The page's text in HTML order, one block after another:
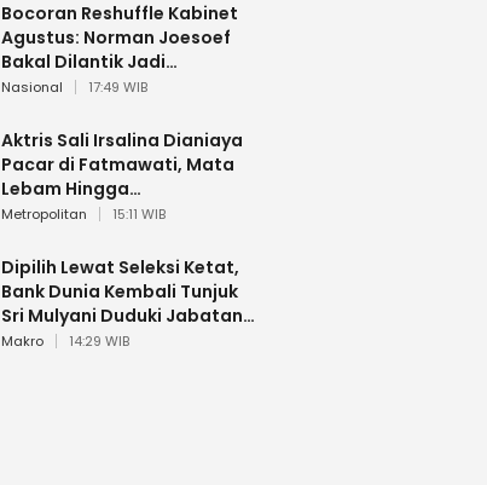
Bocoran Reshuffle Kabinet
Agustus: Norman Joesoef
Bakal Dilantik Jadi
Wamenhan RI
Nasional 17:49 WIB
Aktris Sali Irsalina Dianiaya
Pacar di Fatmawati, Mata
Lebam Hingga
Diselamatkan Polantas
Metropolitan 15:11 WIB
Dipilih Lewat Seleksi Ketat,
Bank Dunia Kembali Tunjuk
Sri Mulyani Duduki Jabatan
Strategis
Makro 14:29 WIB